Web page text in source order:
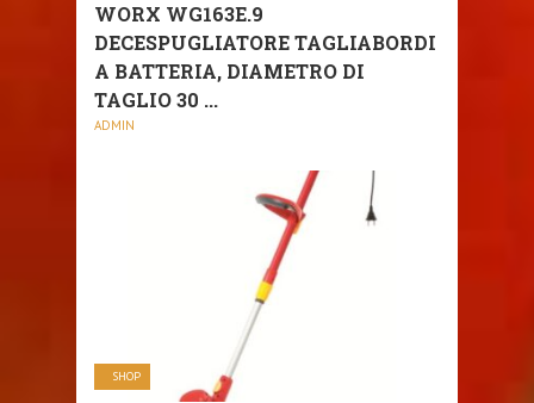
WORX WG163E.9
DECESPUGLIATORE TAGLIABORDI
A BATTERIA, DIAMETRO DI
TAGLIO 30 ...
ADMIN
SHOP